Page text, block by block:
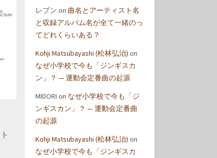
レブン on 曲名とアーティスト名
と収録アルバム名が全て一緒のっ
てどれくらいある？
Kohji Matsubayashi (松林弘治) on
なぜ小学校で今も「ジンギスカ
ン」？ — 運動会定番曲の起源
MIDORI on なぜ小学校で今も「ジ
ンギスカン」？ — 運動会定番曲
の起源
Kohji Matsubayashi (松林弘治) on
なぜ小学校で今も「ジンギスカ